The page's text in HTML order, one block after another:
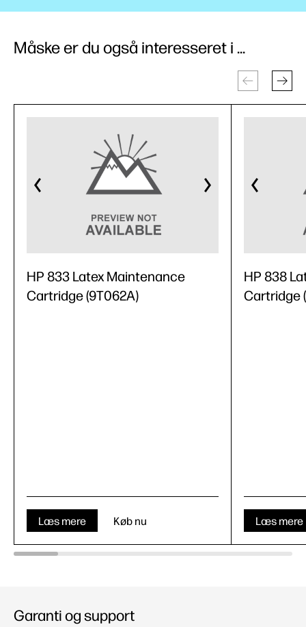
Måske er du også interesseret i ...
HP 833 Latex Maintenance
Cartridge (9T062A)
Læs mere Køb nu
HP 838
Cartridge
Læs mere
Garanti og support